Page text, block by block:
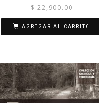
$ 22,900.00
AGREGAR AL CARRITO